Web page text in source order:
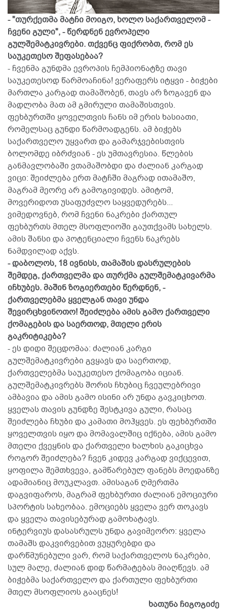
- "თურქეთმა მატჩი მოიგო, ხოლო საქართველომ -
ჩვენი გული", - წერდნენ ევროპელი
გულშემატკივრები. თქვენც ფიქრობთ, რომ ეს
საუკეთესო შეფასებაა?
- ჩვენმა გუნდმა ევროპის ჩემპიონატზე თავი
საუკეთესოდ წარმოაჩინა! ვერაფერს იტყვი - ბიჭები
მართლა კარგად თამაშობენ, თავს არ ზოგავენ და
მადლობა მათ ამ გმირული თამაშისთვის.
ფეხბურთში ყოველთვის ჩანს იმ ერის ხასიათი,
რომელსაც გუნდი წარმოადგენს. ამ ბიჭებს
საქართველო უყვართ და გამარჯვებისთვის
ბოლომდე იბრძვიან - ეს უმთავრესია. წლების
განმავლობაში ვთამაშობდი და ძალიან კარგად
ვიცი: შეიძლება ერთ მატჩში მაგრად ითამაშო,
მაგრამ მეორე არ გამოგივიდეს. ამიტომ,
მოვერიდოთ უსაფუძვლო საყვედურებს...
ვიმედოვნებ, რომ ჩვენი ნაკრები ქართულ
ფეხბურთს მთელ მსოფლიოში გაუთქვამს სახელს.
ამის შანსი და პოტენციალი ჩვენს ნაკრებს
ნამდვილად აქვს.
- დაბოლოს, 18 ივნისს, თამაშის დასრულების
შემდეგ, ქართველმა და თურქმა გულშემატკივარმა
იჩხუბეს. მაშინ ზოგიერთები წერდნენ, -
ქართველებმა ყველგან თავი უნდა
შევირცხვინოთო! შეიძლება ამის გამო ქართველი
ქომაგების და საერთოდ, მთელი ერის
გაკრიტიკება?
- ეს დიდი შეცდომაა: ძალიან კარგი
გულშემატკივრები გვყავს და საერთოდ,
ქართველებმა საუკეთესო ქომაგობა იციან.
გულშემატკივრებს შორის ჩხუბიც ჩვეულებრივი
ამბავია და ამის გამო ისინი არ უნდა გავკიცხოთ.
ყველას თავის გუნდზე შესტკივა გული, რასაც
შეიძლება ჩხუბი და კამათი მოჰყვეს. ეს ფეხბურთში
ყოველთვის იყო და მომავალშიც იქნება, ამის გამო
მთელი ქვეყნის და ქართველი ხალხის გაკიცხვა
როგორ შეიძლება? ჩვენ კიდევ კარგად ვიქცევით,
ყოფილა შემთხვევა, გამწარებულ ფანებს მოედანზე
ადამიანიც მოუკლავთ. ამისაგან ღმერთმა
დაგვიფაროს, მაგრამ ფეხბურთი ძალიან ემოციური
სპორტის სახეობაა. ემოციებს ყველა ვერ თოკავს
და ყველა თავისებურად გამოხატავს.
ინტერვიუს დასასრულს უნდა გავიმეორო: ყველა
თამაშს დაკვირვებით ვუყურებდი და
დარწმუნებული ვარ, რომ საქართველოს ნაკრები,
სულ მალე, ძალიან დიდ წარმატებას მიაღწევს. ამ
ბიჭებმა საქართველო და ქართული ფეხბურთი
მთელ მსოფლიოს გააცნეს!
ხათუნა ჩიგოგიძე